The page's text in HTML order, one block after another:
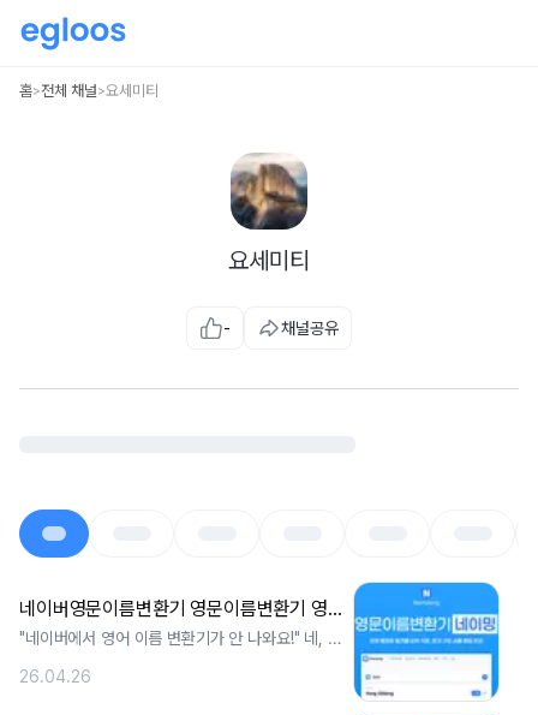
홈>전체 채널>요세미티
요세미티
- 채널공유
네이버영문이름변환기 영문이름변환기 영어이름변환기 영어이름 전하는 법(feat. Nameeng.com)
"네이버에서 영어 이름 변환기가 안 나와요!" 네, 맞
26.04.26